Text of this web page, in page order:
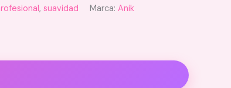
, suavidad Marca: Anik